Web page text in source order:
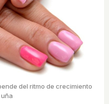
del ritmo de crecimiento